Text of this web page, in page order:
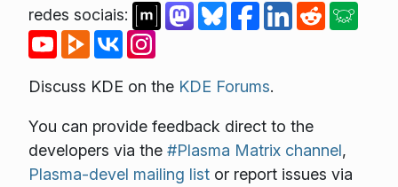
redes sociais:
Discuss KDE on the KDE Forums.
You can provide feedback direct to the
developers via the #Plasma Matrix channel,
Plasma-devel mailing listor report issues via